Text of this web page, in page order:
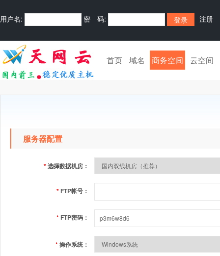
用户名: 密 码: 注册
首页 域名 商务空间 云空间
服务器配置
*选择数据机房：
* FTP帐号：
* FTP密码：
*操作系统：